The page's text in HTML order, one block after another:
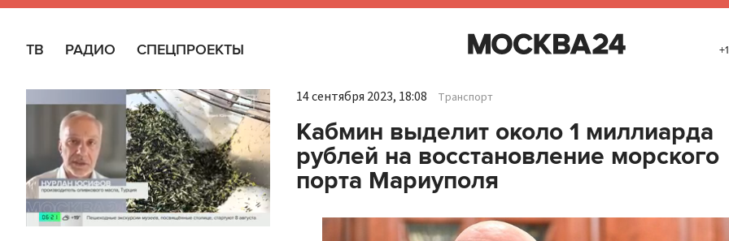
ТВ РАДИО СПЕЦПРОЕКТЫ
14 сентября 2023, 18:08 Транспорт
Кабмин выделит около 1 миллиарда
рублей на восстановление морского
порта Мариуполя